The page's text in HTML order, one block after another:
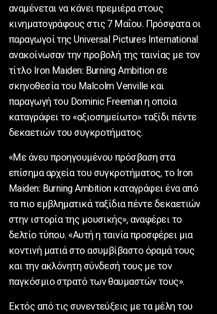
αναμένεται να κάνει πρεμιέρα στους
κινηματογράφους στις 7 Μαΐου. Πρόσφατα οι
παραγωγοί της Universal Pictures International
ανακοίνωσαν την προβολή της ταινίας με τον
τίτλο Iron Maiden: Burning Ambition σε
σκηνοθεσία του Malcolm Venville και
παραγωγή του Dominic Freeman η οποία
καταγράφει το «αξιοσημείωτο» ταξίδι πέντε
δεκαετιών του συγκροτήματος.
«Με άνευ προηγουμένου πρόσβαση στα
επίσημα αρχεία του συγκροτήματος, το Iron
Maiden: Burning Ambition καταγράφει ένα από
τα πιο εμβληματικά ταξίδια πέντε δεκαετιών
στην ιστορία της μουσικής», αναφέρει το
δελτίο τύπου. «Αυτή η ταινία προσφέρει μια
κοντινή ματιά στο ασυμβίβαστο όραμά τους
και την ακλόνητη σύνδεσή τους με τον
παγκόσμιο στρατό των θαυμαστών τους».
Εκτός από τις συνεντεύξεις με τα μέλη του